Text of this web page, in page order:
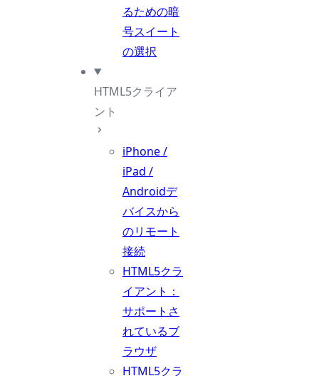
るための暗
号スイート
の選択
HTML5クライア
ント
iPhone /
iPad /
Androidデ
バイスから
のリモート
接続
HTML5クラ
イアント：
サポートさ
れているブ
ラウザ
HTML5クラ